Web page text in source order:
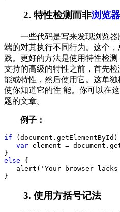
2. 特性检测而非浏览器
一些代码是写来发现浏览器
端的对其执行不同行为。这个
践。更好的方法是使用特性检
支持的高级的特性之前，首先
能或特性，然后使用它。这单
使你知道它的性 能。你可以在
题的文章。
例子：
if
var element =
}
else {
   alert(
' Your browser
}
3. 使用方括号记法